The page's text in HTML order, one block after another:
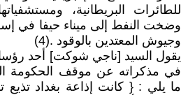
للطائرات البريطانية،
وضخت النفط إلى ميناء حيفا في
وجيوش المعتدين بالوقود .(4)
يقول السيد [ناجي شوكت] أحد
في مذكراته عن موقف الحكومة
ما يلي : { كانت إذاعة بغداد تذيع